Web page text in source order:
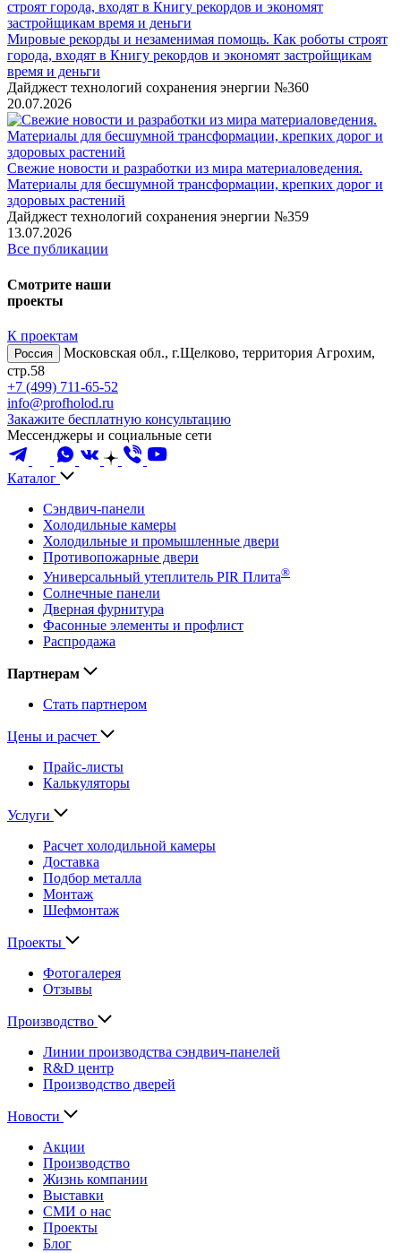
Мировые рекорды и незаменимая помощь. Как роботы строят
города, входят в Книгу рекордов и экономят застройщикам
время и деньги
Дайджест технологий сохранения энергии №360
20.07.2026
Свежие новости и разработки из мира материаловедения.
Материалы для бесшумной трансформации, крепких дорог и
здоровых растений
Дайджест технологий сохранения энергии №359
13.07.2026
Все публикации
Смотрите наши
проекты
К проектам
Россия
Московская обл., г.Щелково, территория Агрохим,
стр.58
+7 (499) 711-65-52
info@profholod.ru
Закажите бесплатную консультацию
Мессенджеры и социальные сети
Каталог
Сэндвич-панели
Холодильные камеры
Холодильные и промышленные двери
Противопожарные двери
Универсальный утеплитель PIR Плита®
Солнечные панели
Дверная фурнитура
Фасонные элементы и профлист
Распродажа
Партнерам
Стать партнером
Цены и расчет
Прайс-листы
Калькуляторы
Услуги
Расчет холодильной камеры
Доставка
Подбор металла
Монтаж
Шефмонтаж
Проекты
Фотогалерея
Отзывы
Производство
Линии производства сэндвич-панелей
R&D центр
Производство дверей
Новости
Акции
Производство
Жизнь компании
Выставки
СМИ о нас
Проекты
Блог